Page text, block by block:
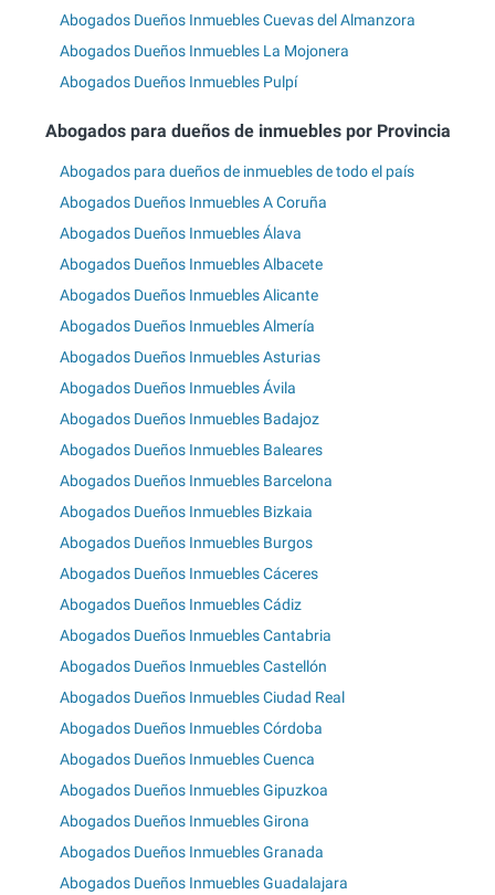
Abogados Dueños Inmuebles Cuevas del Almanzora
Abogados Dueños Inmuebles La Mojonera
Abogados Dueños Inmuebles Pulpí
Abogados para dueños de inmuebles por Provincia
Abogados para dueños de inmuebles de todo el país
Abogados Dueños Inmuebles A Coruña
Abogados Dueños Inmuebles Álava
Abogados Dueños Inmuebles Albacete
Abogados Dueños Inmuebles Alicante
Abogados Dueños Inmuebles Almería
Abogados Dueños Inmuebles Asturias
Abogados Dueños Inmuebles Ávila
Abogados Dueños Inmuebles Badajoz
Abogados Dueños Inmuebles Baleares
Abogados Dueños Inmuebles Barcelona
Abogados Dueños Inmuebles Bizkaia
Abogados Dueños Inmuebles Burgos
Abogados Dueños Inmuebles Cáceres
Abogados Dueños Inmuebles Cádiz
Abogados Dueños Inmuebles Cantabria
Abogados Dueños Inmuebles Castellón
Abogados Dueños Inmuebles Ciudad Real
Abogados Dueños Inmuebles Córdoba
Abogados Dueños Inmuebles Cuenca
Abogados Dueños Inmuebles Gipuzkoa
Abogados Dueños Inmuebles Girona
Abogados Dueños Inmuebles Granada
Abogados Dueños Inmuebles Guadalajara